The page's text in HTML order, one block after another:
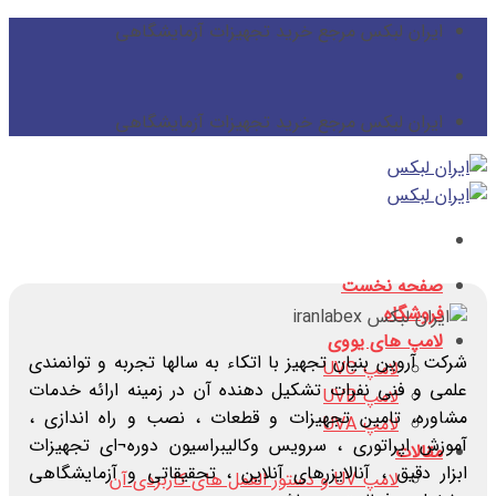
پرش
محتوا
ایران لبکس مرجع خرید تجهیزات آزمایشگاهی
ایران لبکس مرجع خرید تجهیزات آزمایشگاهی
صفحه نخست
فروشگاه
لامپ های یووی
لامپ UVC
لامپ UVB
لامپ UVA
مقالات
لامپ UV و دستور العمل های کاربردی آن
شرکت آروین بنیان تجهیز با اتکاء به سالها تجربه و توانمندی
علمی و فنی نفرات تشکیل دهنده آن در زمینه ارائه خدمات
مشاوره، تامین تجهیزات و قطعات ، نصب و راه اندازی ،
آموزش اپراتوری ، سرویس وکالیبراسیون دوره¬ای تجهیزات
ابزار دقیق ، آنالایزرهای آنلاین ، تحقیقاتی و آزمایشگاهی